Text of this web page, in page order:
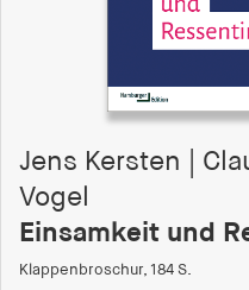
Jens Kersten |
Vogel
Einsamkeit und
Klappenbroschur, 184 S.